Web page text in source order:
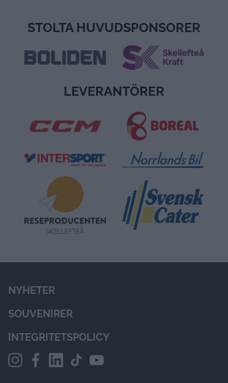
STOLTA HUVUDSPONSORER
LEVERANTÖRER
NYHETER
SOUVENIRER
INTEGRITETSPOLICY